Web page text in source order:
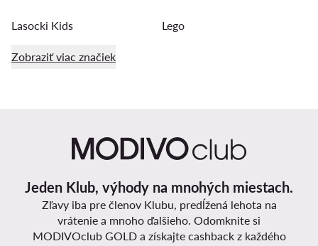
Lasocki Kids Lego
Zobraziť viac značiek
Jeden Klub, výhody na mnohých miestach.
Zľavy iba pre členov Klubu, predĺžená lehota na
vrátenie a mnoho ďalšieho. Odomknite si
MODIVOclub GOLD a získajte cashback z každého